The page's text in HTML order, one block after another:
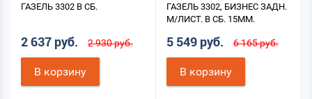
ГАЗЕЛЬ 3302 В СБ.
2 637 руб. 2 930 руб.
В корзину
ГАЗЕЛЬ 3302, БИЗНЕС ЗАДН.
М/ЛИСТ. В СБ. 15ММ.
5 549 руб. 6 165 руб.
В корзину